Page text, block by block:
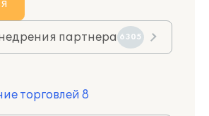
партнера 6305
торговлей 8